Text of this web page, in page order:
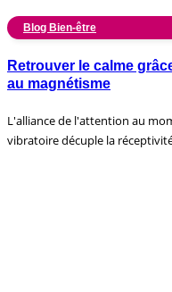
Blog Bien-être
Retrouver le calme
au magnétisme
L'alliance de l'attention au
vibratoire décuple la